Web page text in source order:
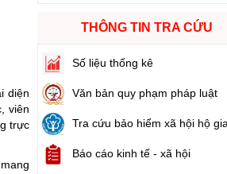
sống
và đại biểu Hội đồng nhân dân các cấp
diện
viên
trực
THÔNG TIN TRA CỨU
Số liệu thống kê
Văn bản quy phạm pháp luật
Tra cứu bảo hiểm xã hội hộ
Báo cáo kinh tế - xã hội